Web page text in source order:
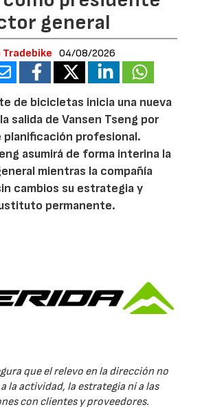
general
04/08/2026
de bicicletas inicia una nueva
salida de Vansen Tseng por
planificación profesional.
asumirá de forma interina la
mientras la compañía
cambios su estrategia y
permanente.
que el relevo en la dirección no
la actividad, la estrategia ni a las
con clientes y proveedores.